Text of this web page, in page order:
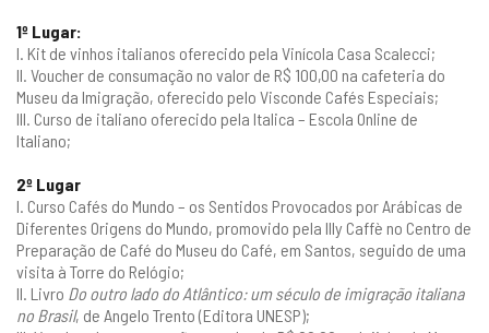
1º Lugar:
I. Kit de vinhos italianos oferecido pela Vinícola Casa Scalecci;
II. Voucher de consumação no valor de R$ 100,00 na cafeteria do
Museu da Imigração, oferecido pelo Visconde Cafés Especiais;
III. Curso de italiano oferecido pela Italica – Escola Online de
Italiano;
2º Lugar
I. Curso Cafés do Mundo – os Sentidos Provocados por Arábicas de
Diferentes Origens do Mundo, promovido pela Illy Caffè no Centro de
Preparação de Café do Museu do Café, em Santos, seguido de uma
visita à Torre do Relógio;
II. Livro Do outro lado do Atlântico: um século de imigração italiana
no Brasil, de Angelo Trento (Editora UNESP);